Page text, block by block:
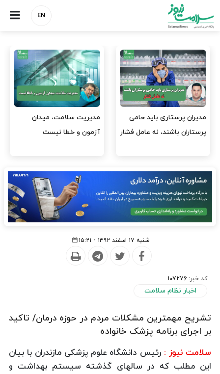
EN
وقت وزیر بهداشت باید صرف
افتتاح پروژه‌ها شود؟
واردات دارو و کالاهای اساسی
باید در اولویت تخصیص ارز
شنبه ۱۷ اسفند ۱۳۹۲ - ۱۵:۲۱
کد خبر: 107276
اخبار نظام سلامت
تشریح مهمترین مشکلات مردم در حوزه درمان/ تاکید
بر اجرای برنامه پزشک خانواده
سلامت نیوز : رئیس دانشگاه علوم پزشکی مازندران با بیان
این مطلب که در سالهای گذشته سیستم بهداشت و